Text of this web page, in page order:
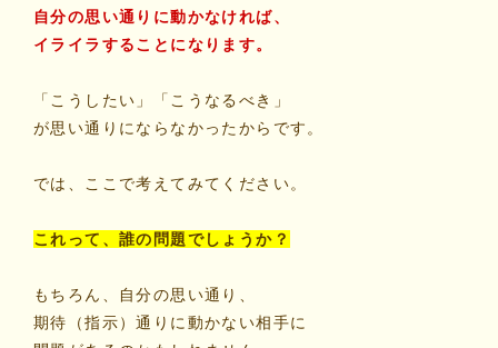
自分の思い通りに動かなければ、
イライラすることになります。
「こうしたい」「こうなるべき」
が思い通りにならなかったからです。
では、ここで考えてみてください。
これって、誰の問題でしょうか？
もちろん、自分の思い通り、
期待（指示）通りに動かない相手に